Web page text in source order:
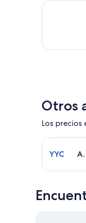
Otros
Los precios
YYC